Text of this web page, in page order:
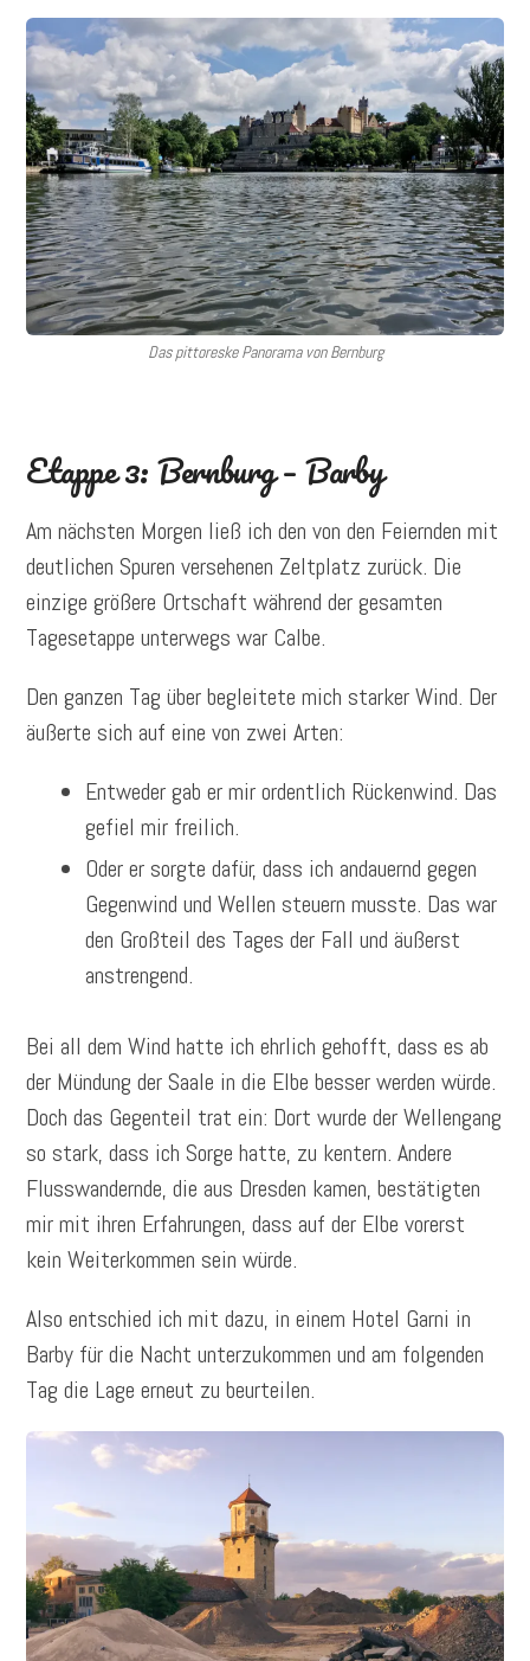
Das pittoreske Panorama von Bernburg
Etappe 3: Bernburg – Barby
Am nächsten Morgen ließ ich den von den Feiernden mit
deutlichen Spuren versehenen Zeltplatz zurück. Die
einzige größere Ortschaft während der gesamten
Tagesetappe unterwegs war Calbe.
Den ganzen Tag über begleitete mich starker Wind. Der
äußerte sich auf eine von zwei Arten:
Entweder gab er mir ordentlich Rückenwind. Das
gefiel mir freilich.
Oder er sorgte dafür, dass ich andauernd gegen
Gegenwind und Wellen steuern musste. Das war
den Großteil des Tages der Fall und äußerst
anstrengend.
Bei all dem Wind hatte ich ehrlich gehofft, dass es ab
der Mündung der Saale in die Elbe besser werden würde.
Doch das Gegenteil trat ein: Dort wurde der Wellengang
so stark, dass ich Sorge hatte, zu kentern. Andere
Flusswandernde, die aus Dresden kamen, bestätigten
mir mit ihren Erfahrungen, dass auf der Elbe vorerst
kein Weiterkommen sein würde.
Also entschied ich mit dazu, in einem Hotel Garni in
Barby für die Nacht unterzukommen und am folgenden
Tag die Lage erneut zu beurteilen.